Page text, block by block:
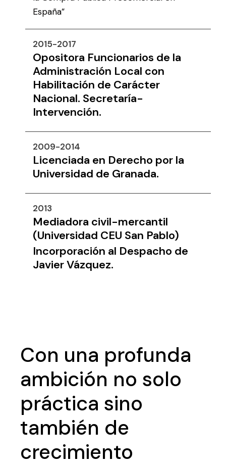
España”
2015-2017
Opositora Funcionarios de la
Administración Local con
Habilitación de Carácter
Nacional. Secretaría-
Intervención.
2009-2014
Licenciada en Derecho por la
Universidad de Granada.
2013
Mediadora civil-mercantil
(Universidad CEU San Pablo)
Incorporación al Despacho de
Javier Vázquez.
Con una profunda
ambición no solo
práctica sino
también de
crecimiento